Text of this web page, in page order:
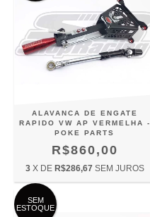
ALAVANCA DE ENGATE
RAPIDO VW AP VERMELHA -
POKE PARTS
R$860,00
3 X DE R$286,67 SEM JUROS
SEM
ESTOQUE